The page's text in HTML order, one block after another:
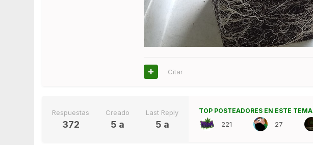
Citar
Respuestas
372
Creado
5 a
Last Reply
5 a
TOP POSTEADORES EN ESTE TEMA
221 27